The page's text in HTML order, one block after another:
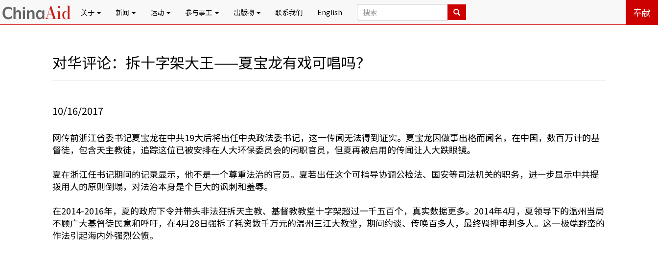
关于 新闻 运动 参与事工 出版物 联系我们 English 奉献
对华评论：拆十字架大王——夏宝龙有戏可唱吗？
10/16/2017
网传前浙江省委书记夏宝龙在中共19大后将出任中央政法委书记，这一传闻无法得到证实。夏宝龙因做事出格而闻名，在中国，数百万计的基
督徒，包含天主教徒，追踪这位已被安排在人大环保委员会的闲职官员，但夏再被启用的传闻让人大跌眼镜。
夏在浙江任书记期间的记录显示，他不是一个尊重法治的官员。夏若出任这个可指导协调公检法、国安等司法机关的职务，进一步显示中共提
拨用人的原则倒塌，对法治本身是个巨大的讽刺和羞辱。
在2014-2016年，夏的政府下令并带头非法狂拆天主教、基督教教堂十字架超过一千五百个，真实数据更多。2014年4月，夏领导下的温州当局
不顾广大基督徒民意和呼吁，在4月28日强拆了耗资数千万元的温州三江大教堂，期间约谈、传唤百多人，最终羁押审判多人。这一极端野蛮的
作法引起海内外强烈公愤。